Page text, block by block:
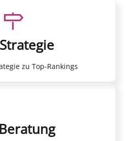
zu Top-Rankings